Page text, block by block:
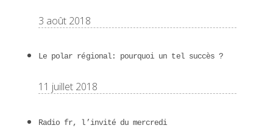
3 août 2018
Le polar régional: pourquoi un tel succès ?
11 juillet 2018
Radio fr, l’invité du mercredi